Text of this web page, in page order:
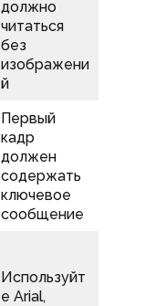
должно
читаться
без
изображени
й
Первый
кадр
должен
содержать
ключевое
сообщение
Используйт
е Arial,